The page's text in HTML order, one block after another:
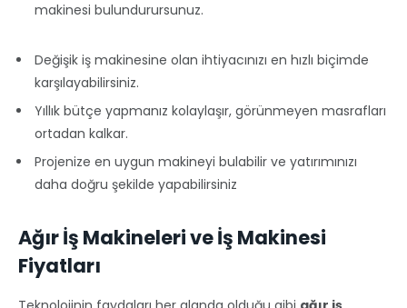
makinesi bulundurursunuz.
Değişik iş makinesine olan ihtiyacınızı en hızlı biçimde
karşılayabilirsiniz.
Yıllık bütçe yapmanız kolaylaşır, görünmeyen masrafları
ortadan kalkar.
Projenize en uygun makineyi bulabilir ve yatırımınızı
daha doğru şekilde yapabilirsiniz
Ağır İş Makineleri ve İş Makinesi
Fiyatları